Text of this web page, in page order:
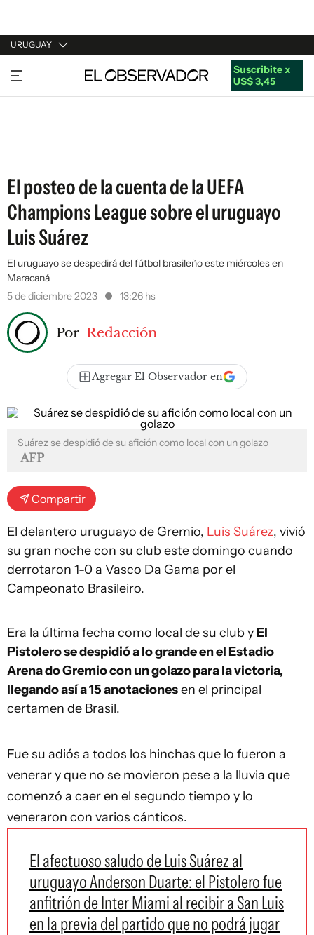
URUGUAY
URUGUAY
ARGENTINA
Suscribite x
US$ 3,45
El posteo de la cuenta de la UEFA
Champions League sobre el uruguayo
Luis Suárez
El uruguayo se despedirá del fútbol brasileño este miércoles en
Maracaná
5 de diciembre 2023
13:26 hs
Por Redacción
Agregar El Observador en
Suárez se despidió de su afición como local con un golazo
AFP
Compartir
El delantero uruguayo de Gremio, Luis Suárez, vivió
su gran noche con su club este domingo cuando
derrotaron 1-0 a Vasco Da Gama por el
Campeonato Brasileiro.
Era la última fecha como local de su club y El
Pistolero se despidió a lo grande en el Estadio
Arena do Gremio con un golazo para la victoria,
llegando así a 15 anotacionesen el principal
certamen de Brasil.
Fue su adiós a todos los hinchas que lo fueron a
venerar y que no se movieron pese a la lluvia que
comenzó a caer en el segundo tiempo y lo
veneraron con varios cánticos.
El afectuoso saludo de Luis Suárez al
uruguayo Anderson Duarte: el Pistolero fue
anfitrión de Inter Miami al recibir a San Luis
en la previa del partido que no podrá jugar